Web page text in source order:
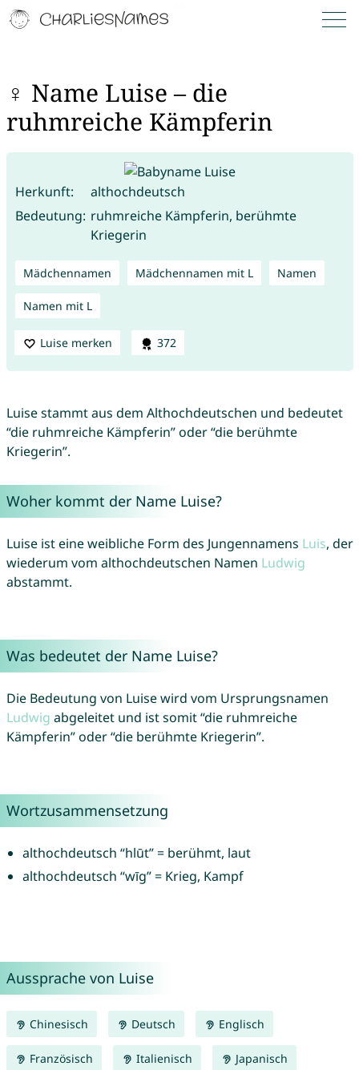
♀ Name Luise – die
ruhmreiche Kämpferin
Herkunft:
althochdeutsch
Bedeutung: ruhmreiche Kämpferin, berühmte
Kriegerin
Mädchennamen Mädchennamen mit L Namen
Namen mit L
Luise merken 372
Luise stammt aus dem Althochdeutschen und bedeutet
“die ruhmreiche Kämpferin” oder “die berühmte
Kriegerin”.
Woher kommt der Name Luise?
Luise ist eine weibliche Form des Jungennamens Luis, der
wiederum vom althochdeutschen Namen Ludwig
abstammt.
Was bedeutet der Name Luise?
Die Bedeutung von Luise wird vom Ursprungsnamen
Ludwig abgeleitet und ist somit “die ruhmreiche
Kämpferin” oder “die berühmte Kriegerin”.
Wortzusammensetzung
althochdeutsch “hlūt” = berühmt, laut
althochdeutsch “wīg” = Krieg, Kampf
Aussprache von Luise
Chinesisch Deutsch Englisch
Französisch Italienisch Japanisch